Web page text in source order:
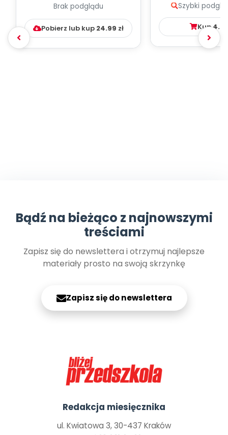
WYCHOWAWCZO –
DYDAKTYC...
Brak podglądu
Pobierz lub kup 24.99 zł
Szybki
Kup
Bądź na bieżąco z najnowszymi
treściami
Zapisz się do newslettera i otrzymuj najlepsze
materiały prosto na swoją skrzynkę
Zapisz się do newslettera
Redakcja miesięcznika
ul. Kwiatowa 3, 30-437 Kraków